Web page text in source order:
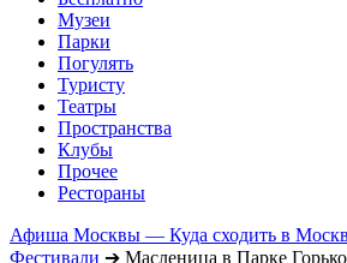
Музеи
Парки
Погулять
Туристу
Театры
Пространства
Клубы
Прочее
Рестораны
Афиша Москвы — Куда сходить в
Фестивали ➔ Масленица в Парке